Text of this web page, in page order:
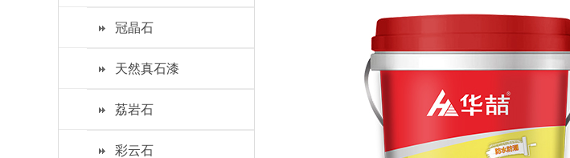
冠晶石
天然真石漆
荔岩石
彩云石